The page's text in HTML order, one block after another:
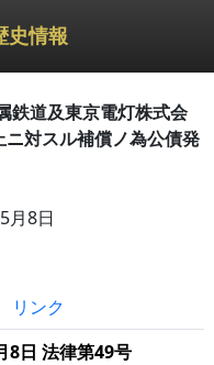
史情報
鉄道及東京電灯株式会
対スル補償ノ為公債発
月8日
リンク
8日 法律第49号